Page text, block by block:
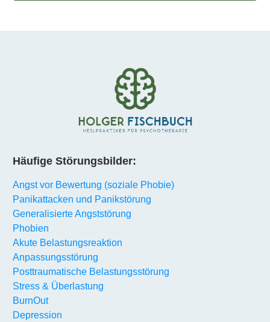
Häufige Störungsbilder:
Angst vor Bewertung (soziale Phobie)
Panikattacken und Panikstörung
Generalisierte Angststörung
Phobien
Akute Belastungsreaktion
Anpassungsstörung
Posttraumatische Belastungsstörung
Stress & Überlastung
BurnOut
Depression